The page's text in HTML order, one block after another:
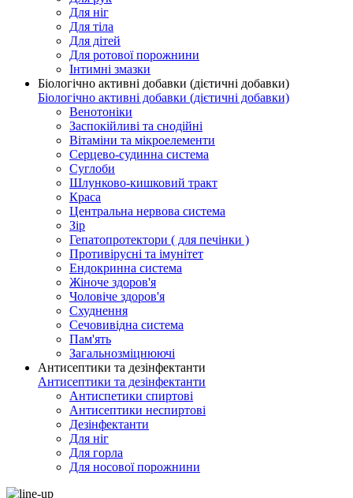
Для ніг
Для тіла
Для дітей
Для ротової порожнини
Інтимні змазки
Біологічно активні добавки (дієтичні добавки)
Біологічно активні добавки (дієтичні добавки)
Венотоніки
Заспокійливі та снодійні
Вітаміни та мікроелементи
Серцево-судинна система
Суглоби
Шлунково-кишковий тракт
Краса
Центральна нервова система
Зір
Гепатопротектори ( для печінки )
Противірусні та імунітет
Ендокринна система
Жіноче здоров'я
Чоловіче здоров'я
Схуднення
Сечовивідна система
Пам'ять
Загальнозміцнюючі
Антисептики та дезінфектанти
Антисептики та дезінфектанти
Антиспетики спиртові
Антисептики неспиртові
Дезінфектанти
Для ніг
Для горла
Для носової порожнини